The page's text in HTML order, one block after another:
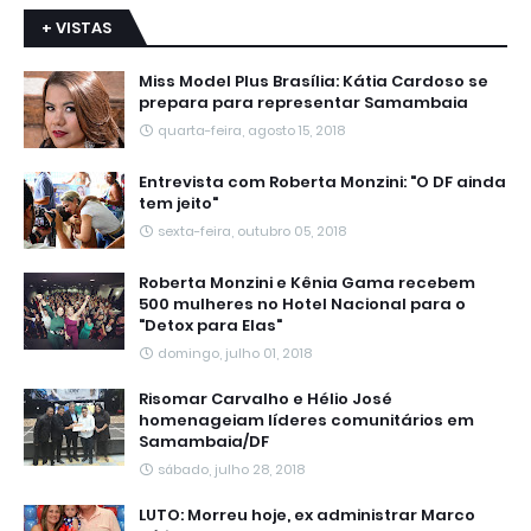
+ VISTAS
Miss Model Plus Brasília: Kátia Cardoso se
prepara para representar Samambaia
quarta-feira, agosto 15, 2018
Entrevista com Roberta Monzini: "O DF ainda
tem jeito"
sexta-feira, outubro 05, 2018
Roberta Monzini e Kênia Gama recebem
500 mulheres no Hotel Nacional para o
"Detox para Elas"
domingo, julho 01, 2018
Risomar Carvalho e Hélio José
homenageiam líderes comunitários em
Samambaia/DF
sábado, julho 28, 2018
LUTO: Morreu hoje, ex administrar Marco